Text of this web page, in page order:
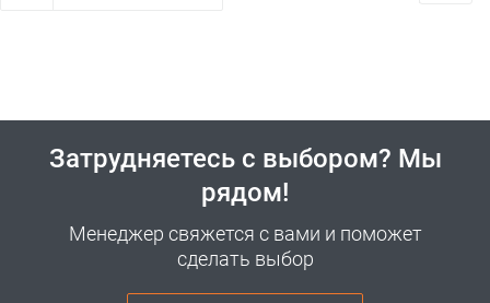
Затрудняетесь с выбором? Мы
рядом!
Менеджер свяжется с вами и поможет
сделать выбор